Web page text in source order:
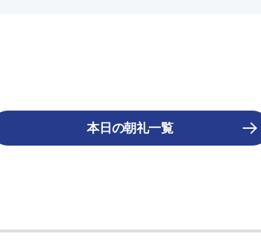
本日の朝礼一覧